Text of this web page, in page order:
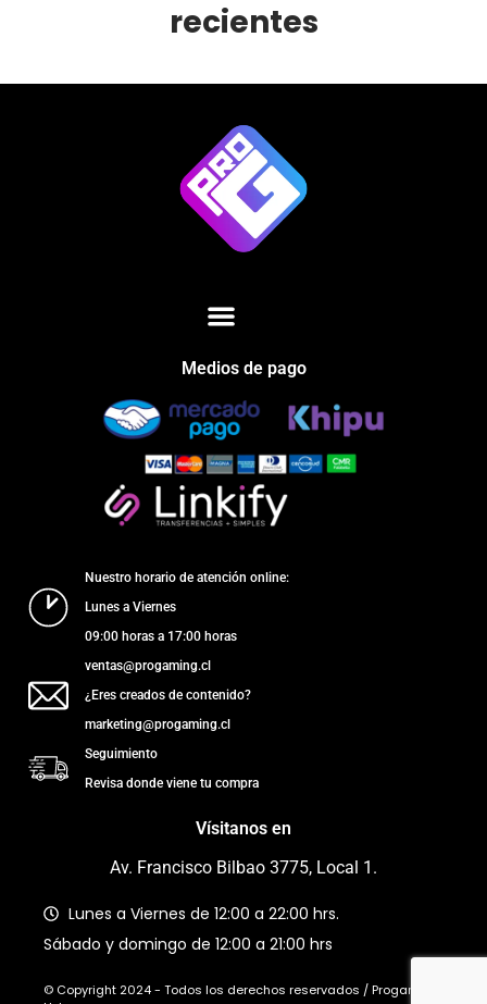
recientes
Medios de pago
Nuestro horario de atención online:
Lunes a Viernes
09:00 horas a 17:00 horas
ventas@progaming.cl
¿Eres creados de contenido?
marketing@progaming.cl
Seguimiento
Revisa donde viene tu compra
Vísitanos en
Av. Francisco Bilbao 3775, Local 1.
Lunes a Viernes de 12:00 a 22:00 hrs.
Sábado y domingo de 12:00 a 21:00 hrs
© Copyright 2024 - Todos los derechos reservados / Progaming